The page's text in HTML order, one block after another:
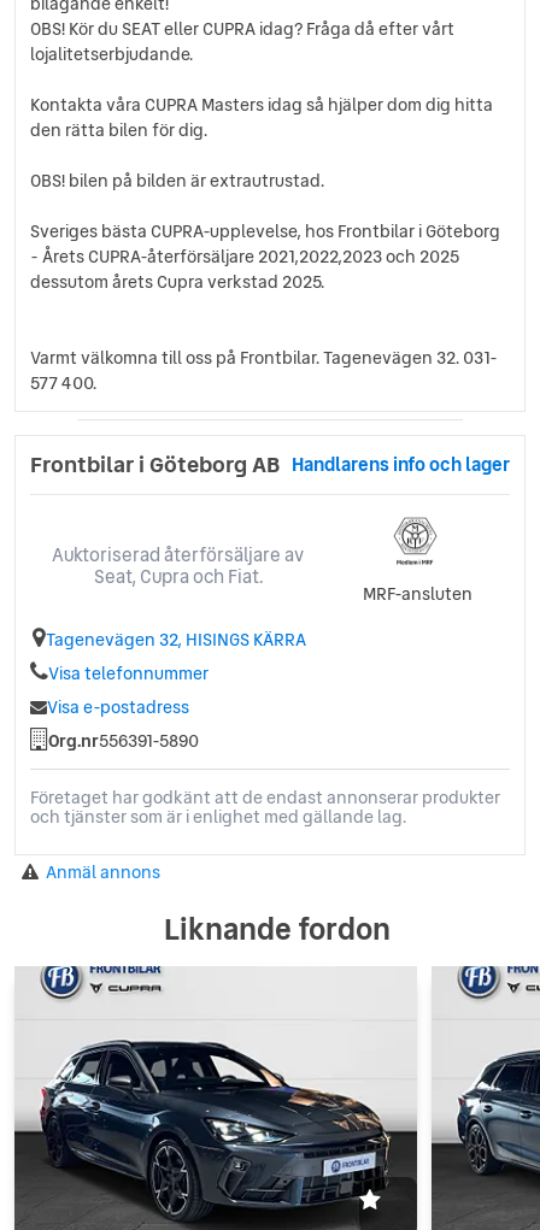
OBS! Kör du SEAT eller CUPRA idag? Fråga då efter vårt
lojalitetserbjudande.
Kontakta våra CUPRA Masters idag så hjälper dom dig hitta
den rätta bilen för dig.
OBS! bilen på bilden är extrautrustad.
Sveriges bästa CUPRA-upplevelse, hos Frontbilar i Göteborg
- Årets CUPRA-återförsäljare 2021,2022,2023 och 2025
dessutom årets Cupra verkstad 2025.
Varmt välkomna till oss på Frontbilar. Tagenevägen 32. 031-
577 400.
Frontbilar i Göteborg AB Handlarens info och lager
Auktoriserad återförsäljare av
Seat, Cupra och Fiat.
MRF-ansluten
Tagenevägen 32, HISINGS KÄRRA
Visa telefonnummer
Visa e-postadress
Org.nr556391-5890
Företaget har godkänt att de endast annonserar produkter
och tjänster som är i enlighet med gällande lag.
Anmäl annons
Liknande fordon